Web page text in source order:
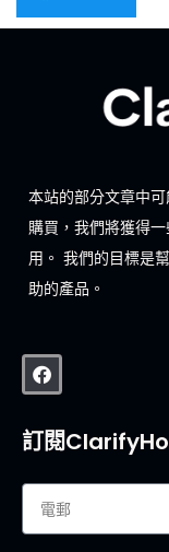
本站的部分文章中
購買，我們將獲得
用。 我們的目標是
助的產品。
訂閱